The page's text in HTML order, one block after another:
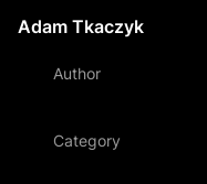
Adam Tkaczyk
Author
Category